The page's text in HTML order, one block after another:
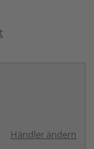
Händler ändern